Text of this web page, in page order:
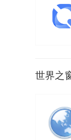
世界之